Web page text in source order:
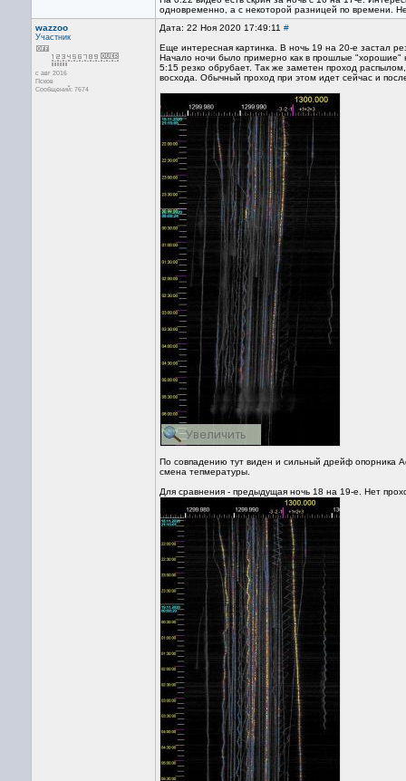
одновременно, а с некоторой разницей по времени.
wazzoo
Участник
с авг 2016
Псков
Сообщений: 7674
Дата: 22 Ноя 2020 17:49:11 #
Еще интересная картинка. В ночь 19 на 20-е застал
Начало ночи было примерно как в прошлые "хорошие"
5:15 резко обрубает. Так же заметен проход
восхода. Обычный проход при этом идет сейчас и
По совпадению тут виден и сильный дрейф опорника
смена тепмературы.
Для сравнения - предыдущая ночь 18 на 19-е. Нет